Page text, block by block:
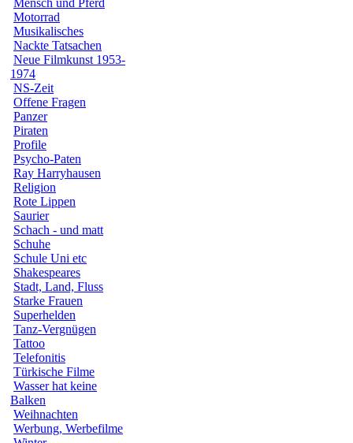
Mensch und Pferd
Motorrad
Musikalisches
Nackte Tatsachen
Neue Filmkunst 1953-
1974
NS-Zeit
Offene Fragen
Panzer
Piraten
Profile
Psycho-Paten
Ray Harryhausen
Religion
Rote Lippen
Saurier
Schach - und matt
Schuhe
Schule Uni etc
Shakespeares
Stadt, Land, Fluss
Starke Frauen
Superhelden
Tanz-Vergnügen
Tattoo
Telefonitis
Türkische Filme
Wasser hat keine
Balken
Weihnachten
Werbung, Werbefilme